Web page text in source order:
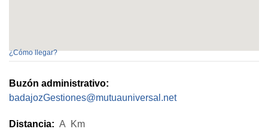
¿Cómo llegar?
Buzón administrativo:
badajozGestiones@mutuauniversal.net
Distancia: A Km